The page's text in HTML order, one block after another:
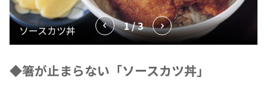
1 / 3
◆箸が止まらない「ソースカツ丼」